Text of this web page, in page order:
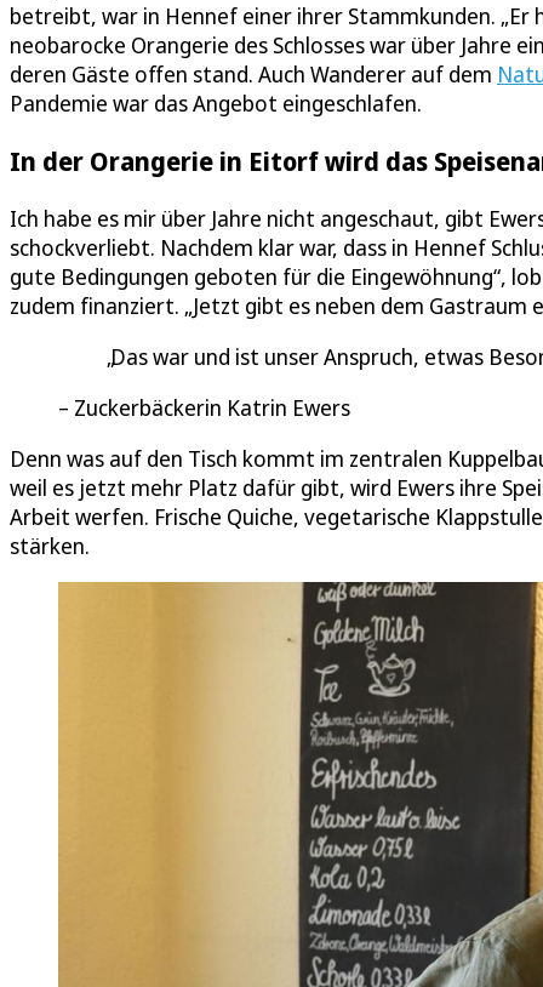
betreibt, war in Hennef einer ihrer Stammkunden. „Er
neobarocke Orangerie des Schlosses war über Jahre
deren Gäste offen stand. Auch Wanderer auf dem
Pandemie war das Angebot eingeschlafen.
In der Orangerie in Eitorf wird das
Ich habe es mir über Jahre nicht angeschaut, gibt
schockverliebt. Nachdem klar war, dass in Hennef
gute Bedingungen geboten für die Eingewöhnung“,
zudem finanziert. „Jetzt gibt es neben dem Gastraum
Das war und ist unser Anspruch, etwas
Zuckerbäckerin Katrin Ewers
Denn was auf den Tisch kommt im zentralen
weil es jetzt mehr Platz dafür gibt, wird Ewers ihre
Arbeit werfen. Frische Quiche, vegetarische
stärken.